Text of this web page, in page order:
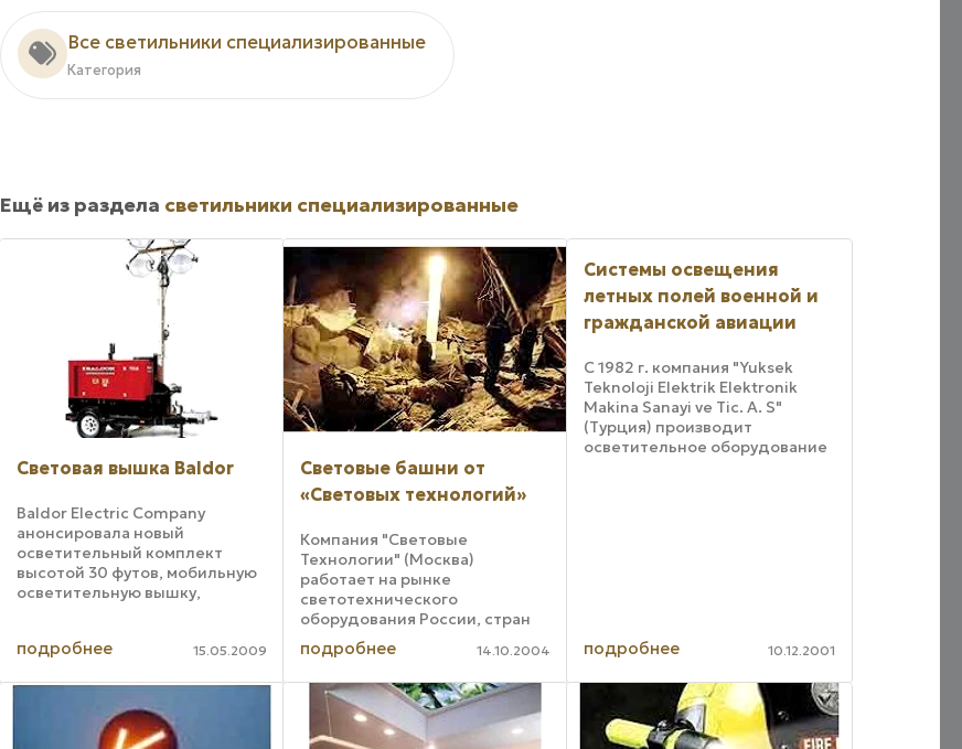
Все светильники специализированные
Категория
Ещё из раздела светильники специализированные
Световая вышка Baldor
Baldor Electric Company
анонсировала новый
осветительный комплект
высотой 30 футов, мобильную
осветительную вышку,
Новый светокомплект
TS35T от Baldor, а для монтажа
подробнее 15.05.2009
Световые башни от
«Световых технологий»
Компания "Световые
Технологии" (Москва)
работает на рынке
светотехнического
оборудования России, стран
СНГ и Западной Европы с 1997
г. За годы работы компания
прошла несколько этапов
развития и по праву занимает
одну из лидирующих позиций
на рынке. ...
подробнее 14.10.2004
Системы освещения
летных полей военной и
гражданской авиации
С 1982 г. компания "Yuksek
Teknoloji Elektrik Elektronik
Makina Sanayi ve Tic. A. S"
(Турция) производит
осветительное оборудование
подробнее 10.12.2001